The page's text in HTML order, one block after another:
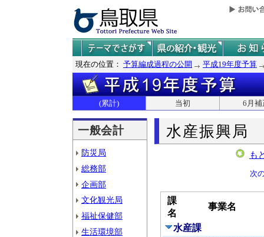
現在の位置： 予算編成過程の公開 平成19年度予算
(累計) 当初 6月補
一般会計
防災局
総務部
企画部
文化観光局
福祉保健部
生活環境部
水産振興局
も
次
課
名
事業名
水産課